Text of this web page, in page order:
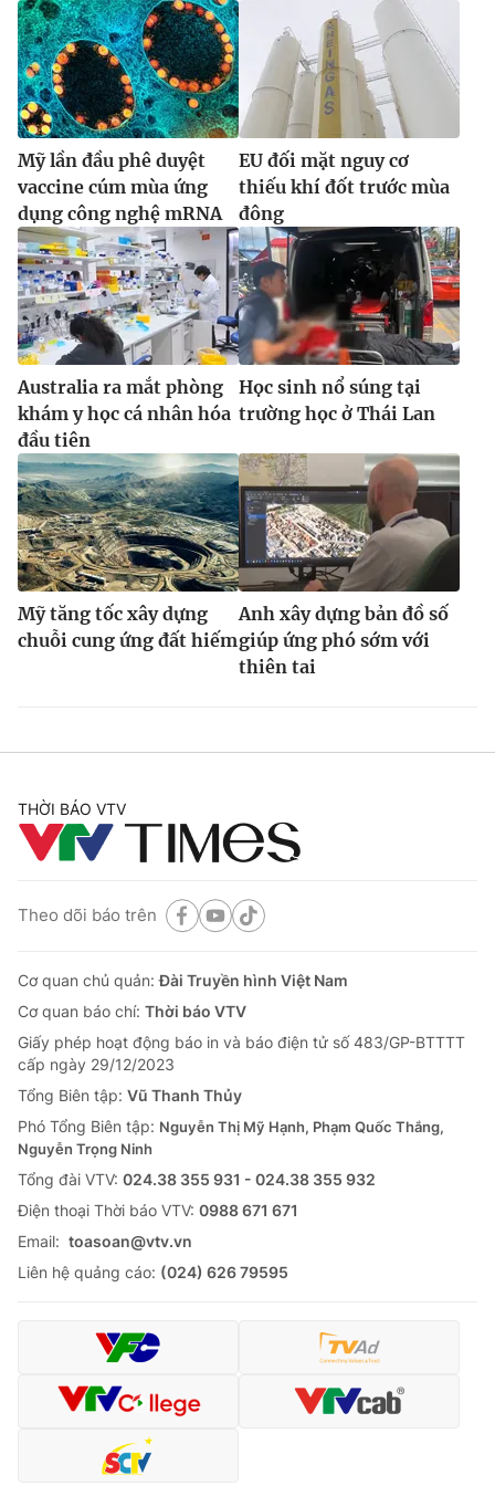
Mỹ lần đầu phê duyệt
vaccine cúm mùa ứng
dụng công nghệ mRNA
EU đối mặt nguy cơ
thiếu khí đốt trước mùa
đông
Australia ra mắt phòng
khám y học cá nhân hóa
đầu tiên
Học sinh nổ súng tại
trường học ở Thái Lan
Mỹ tăng tốc xây dựng
chuỗi cung ứng đất hiếm
Anh xây dựng bản đồ số
giúp ứng phó sớm với
thiên tai
THỜI BÁO VTV
Theo dõi báo trên
Cơ quan chủ quản:Đài Truyền hình Việt Nam
Cơ quan báo chí: Thời báo VTV
Giấy phép hoạt động báo in và báo điện tử số 483/GP-BTTTT
cấp ngày 29/12/2023
Tổng Biên tập: Vũ Thanh Thủy
Phó Tổng Biên tập: Nguyễn Thị Mỹ Hạnh, Phạm Quốc Thắng,
Nguyễn Trọng Ninh
Tổng đài VTV: 024.38 355 931 - 024.38 355 932
Ðiện thoại Thời báo VTV: 0988 671 671
Email: toasoan@vtv.vn
Liên hệ quảng cáo: (024) 626 79595